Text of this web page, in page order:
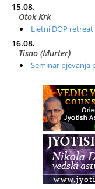
15.08.
Otok Krk
Ljetni DOP
16.08.
Tisno (Murter)
Seminar pjevanja
Radionica:
Zagreb+Online
Osnovni
Access BARS®,